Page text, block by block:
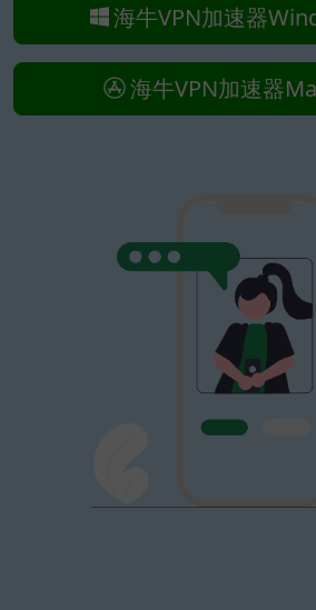
海牛VPN加速器
海牛VPN加速器